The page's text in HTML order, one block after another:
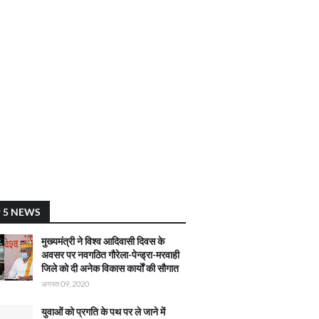
5 NEWS
मुख्यमंत्री ने विश्व आदिवासी दिवस के
अवसर पर नवगठित गौरेला-पेन्ड्रा-मरवाही
जिले को दी अनेक विकास कार्याें की सौगात
अगस्त 09, 2020
युवाओं को प्रगति के पथ पर ले जाने में